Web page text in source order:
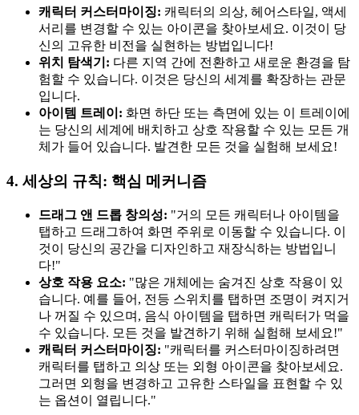
캐릭터 커스터마이징: 캐릭터의 의상, 헤어스타일, 액세
서리를 변경할 수 있는 아이콘을 찾아보세요. 이것이 당
신의 고유한 비전을 실현하는 방법입니다!
위치 탐색기: 다른 지역 간에 전환하고 새로운 환경을 탐
험할 수 있습니다. 이것은 당신의 세계를 확장하는 관문
입니다.
아이템 트레이: 화면 하단 또는 측면에 있는 이 트레이에
는 당신의 세계에 배치하고 상호 작용할 수 있는 모든 개
체가 들어 있습니다. 발견한 모든 것을 실험해 보세요!
4. 세상의 규칙: 핵심 메커니즘
드래그 앤 드롭 창의성: "거의 모든 캐릭터나 아이템을
탭하고 드래그하여 화면 주위로 이동할 수 있습니다. 이
것이 당신의 공간을 디자인하고 재장식하는 방법입니
다!"
상호 작용 요소: "많은 개체에는 숨겨진 상호 작용이 있
습니다. 예를 들어, 전등 스위치를 탭하면 조명이 켜지거
나 꺼질 수 있으며, 음식 아이템을 탭하면 캐릭터가 먹을
수 있습니다. 모든 것을 발견하기 위해 실험해 보세요!"
캐릭터 커스터마이징: "캐릭터를 커스터마이징하려면
캐릭터를 탭하고 의상 또는 외형 아이콘을 찾아보세요.
그러면 외형을 변경하고 고유한 스타일을 표현할 수 있
는 옵션이 열립니다."